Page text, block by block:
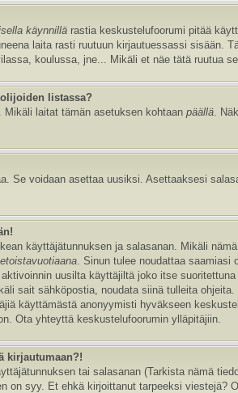
käynnillä rastia keskustelufoorumi pitää
laita rasti ruutuun kirjautuessassi
koulussa, jne... Mikäli et näe tätä ruutua
listassa?
. Mikäli laitat tämän asetuksen kohtaanpäällä.
Se voidaan asettaa uusiksi. Asettaaksesi
käyttäjätunnuksen ja salasanan. Mikäli
. Sinun tulee noudattaa
uusilta käyttäjiltä joko itse
sait sähköpostia, noudata siinä tulleita
käyttämästä anonyymisti hyväkseen
Ota yhteyttä keskustelufoorumin ylläpitäjiin.
kirjautumaan?!
tai salasanan (Tarkista nämä
on syy. Et ehkä kirjoittanut tarpeeksi viestejä?